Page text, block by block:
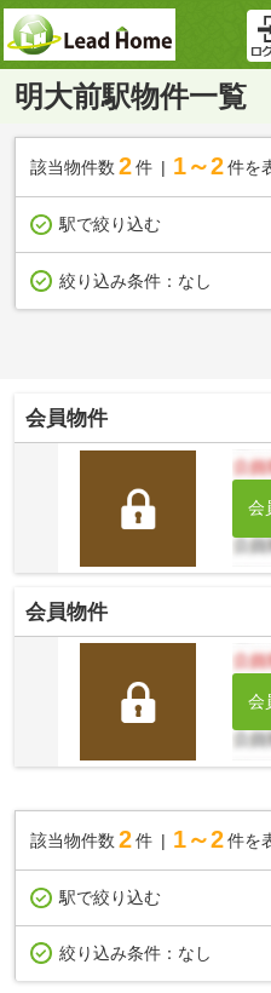
明大前駅物件一覧
該当物件数 2件 1～2 件を
駅で絞り込む
絞り込み条件： なし
会員物件
会
会員物件
会
該当物件数 2件 1～2 件を
駅で絞り込む
絞り込み条件： なし